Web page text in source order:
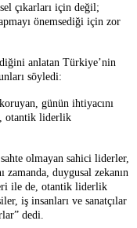
çıkarları için değil;
önemsediği için zor
anlatan Türkiye’nin
söyledi:
günün ihtiyacını
otantik liderlik
olmayan sahici liderler,
zamanda, duygusal zekanın
ile de, otantik liderlik
iş insanları ve sanatçılar
dedi.